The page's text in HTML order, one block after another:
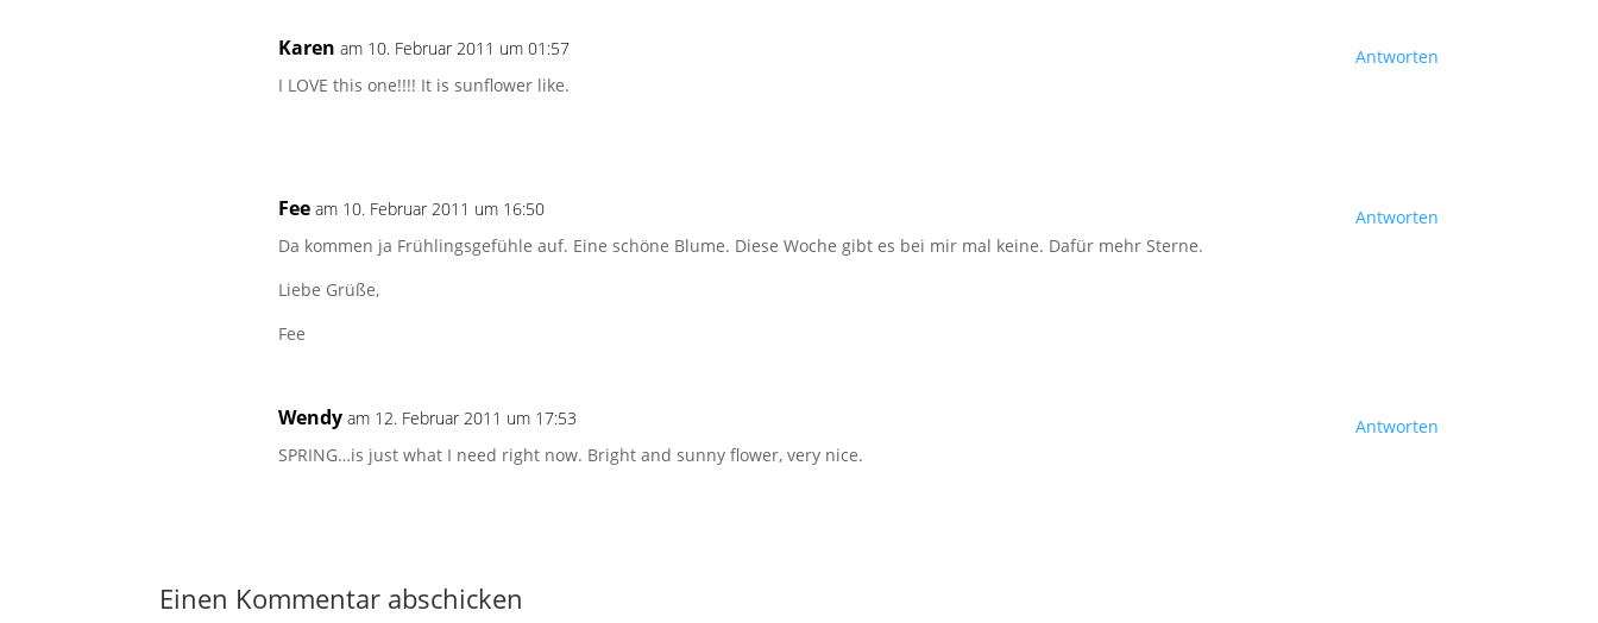
Karen am 10. Februar 2011 um 01:57
I LOVE this one!!!! It is sunflower like.
Antworten
Fee am 10. Februar 2011 um 16:50
Da kommen ja Frühlingsgefühle auf. Eine schöne Blume. Diese Woche gibt es bei mir mal keine. Dafür mehr Sterne.
Liebe Grüße,
Fee
Antworten
Wendy am 12. Februar 2011 um 17:53
SPRING…is just what I need right now. Bright and sunny flower, very nice.
Antworten
Einen Kommentar abschicken